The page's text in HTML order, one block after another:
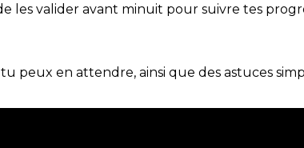
les valider avant minuit pour suivre tes
peux en attendre, ainsi que des astuces